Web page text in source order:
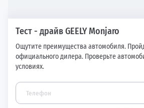
Тест - драйв GEELY Monjaro
Ощутите преимущества автомобиля.
официального дилера. Проверьте
условиях.